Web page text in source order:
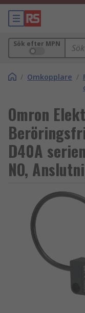
Sök efter MPN
/ Omkopplare /
Omron
D40A
NO,